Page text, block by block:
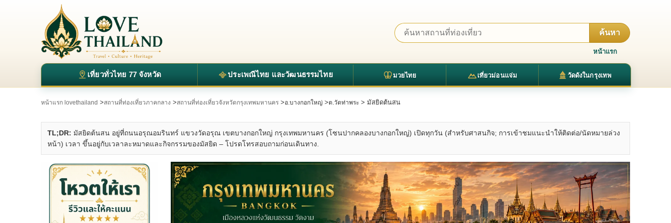
ค้นหา
หน้าแรก
เที่ยวทั่วไทย 77 จังหวัด ประเพณีไทย และวัฒนธรรมไทย มวยไทย เที่ยวม่อนแจ่ม วัดดังในกรุงเทพ
หน้าแรก lovethailand >สถานที่ท่องเที่ยวภาคกลาง >สถานที่ท่องเที่ยวจังหวัดกรุงเทพมหานคร >อ.บางกอกใหญ่ >ต.วัดท่าพระ > มัสยิดต้นสน
TL;DR: มัสยิดต้นสน อยู่ที่ถนนอรุณอมรินทร์ แขวงวัดอรุณ เขตบางกอกใหญ่ กรุงเทพมหานคร (โซนปากคลองบางกอกใหญ่) เปิดทุกวัน (สำหรับศาสนกิจ; การเข้าชมแนะนำให้ติดต่อ/นัดหมายล่วง
หน้า) เวลา ขึ้นอยู่กับเวลาละหมาดและกิจกรรมของมัสยิด – โปรดโทรสอบถามก่อนเดินทาง.